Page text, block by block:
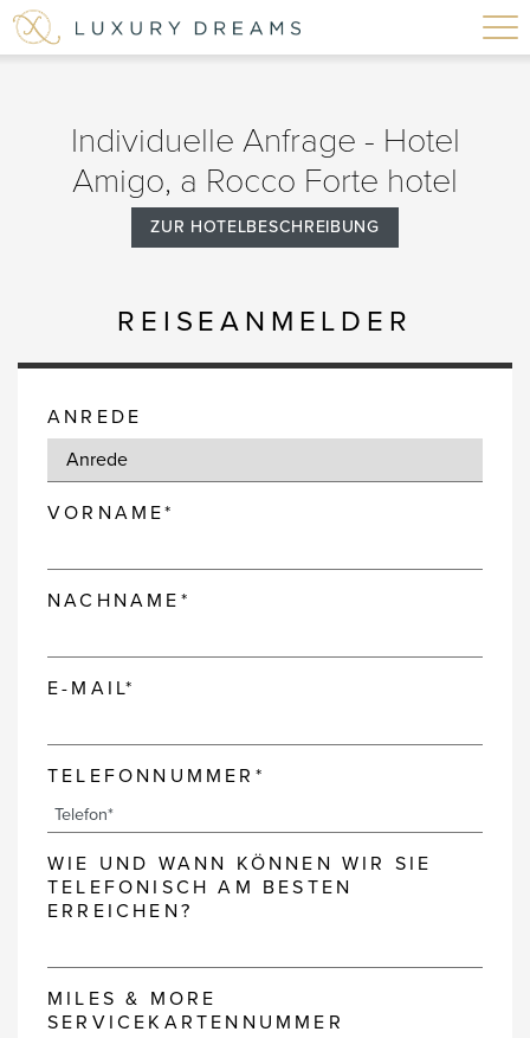
Individuelle Anfrage - Hotel
Amigo, a Rocco Forte hotel
ZUR HOTELBESCHREIBUNG
REISEANMELDER
ANREDE
VORNAME*
NACHNAME*
E-MAIL*
TELEFONNUMMER*
WIE UND WANN KÖNNEN WIR SIE
TELEFONISCH AM BESTEN
ERREICHEN?
MILES & MORE
SERVICEKARTENNUMMER